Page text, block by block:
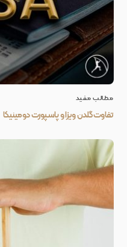
مطالب مفید
تفاوت گلدن ویزا و پاسپورت دومینیکا